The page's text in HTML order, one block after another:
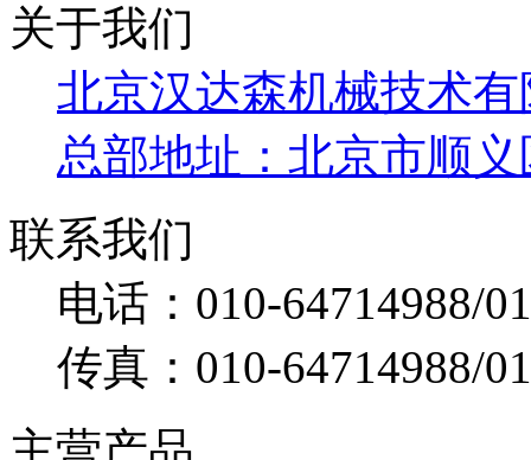
关于我们
北京汉达森机械技术
总部地址：北京市顺
联系我们
电话：010-64714988/
传真：010-64714988/
主营产品